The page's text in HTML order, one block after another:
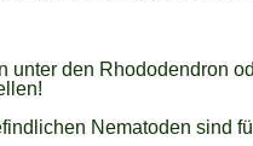
unter den Rhododendron
Nematoden sind